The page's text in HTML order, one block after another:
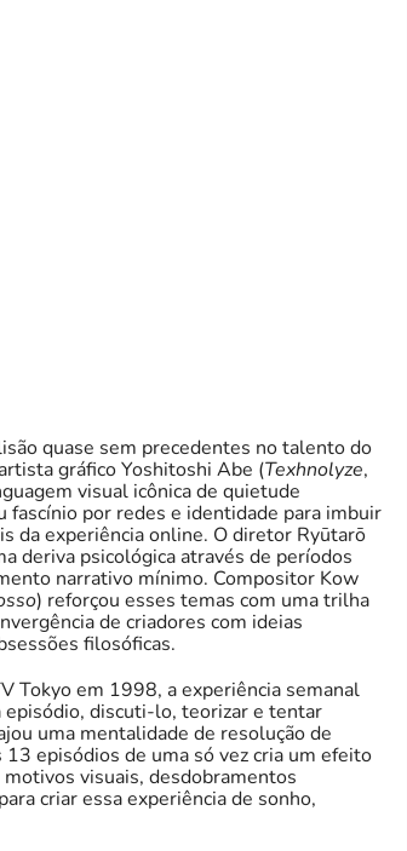
quase sem precedentes no talento do
gráfico Yoshitoshi Abe (Texhnolyze,
visual icônica de quietude
fascínio por redes e identidade para imbuir
da experiência online. O diretor Ryūtarō
deriva psicológica através de períodos
narrativo mínimo. Compositor Kow
) reforçou esses temas com uma trilha
de criadores com ideias
filosóficas.
Tokyo em 1998, a experiência semanal
episódio, discuti-lo, teorizar e tentar
uma mentalidade de resolução de
episódios de uma só vez cria um efeito
visuais, desdobramentos
criar essa experiência de sonho,